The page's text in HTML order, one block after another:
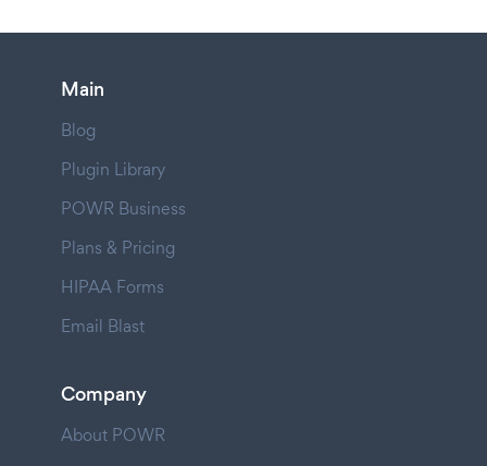
Main
Blog
Plugin Library
POWR Business
Plans & Pricing
HIPAA Forms
Email Blast
Company
About POWR